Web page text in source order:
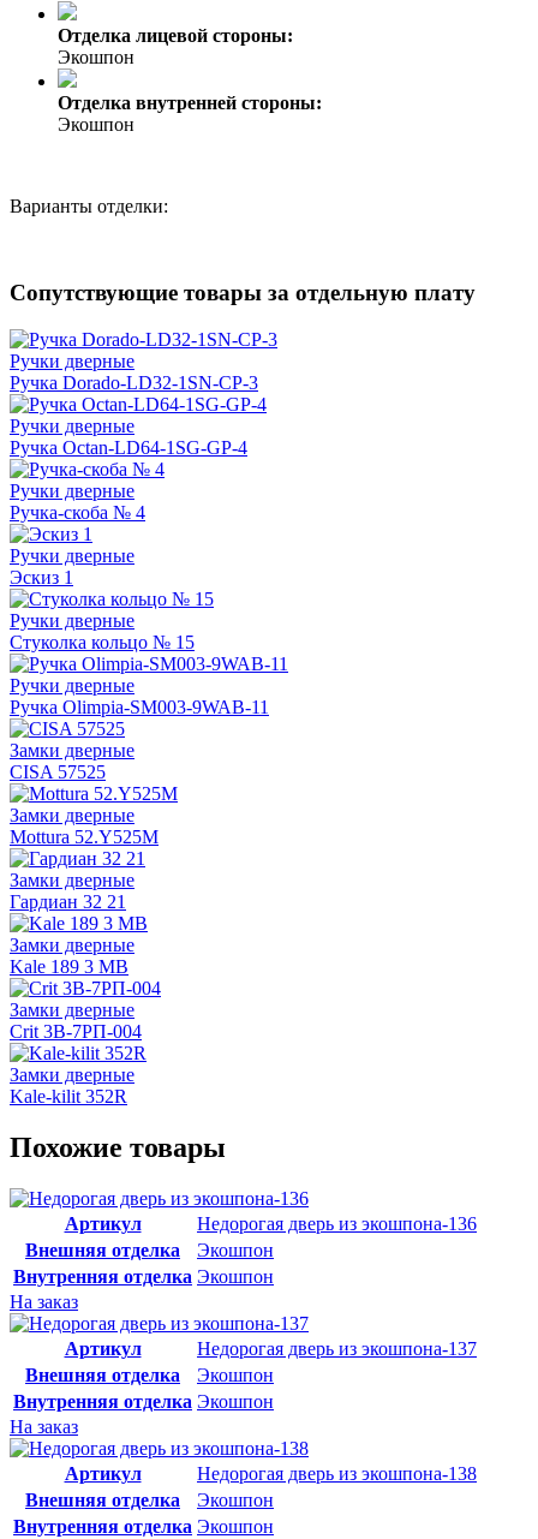
Отделка лицевой стороны:
Экошпон
Отделка внутренней стороны:
Экошпон
Варианты отделки:
Сопутствующие товары за отдельную плату
Ручки дверные
Ручка Dorado-LD32-1SN-CP-3
Ручки дверные
Ручка Octan-LD64-1SG-GP-4
Ручки дверные
Ручка-скоба № 4
Ручки дверные
Эскиз 1
Ручки дверные
Стуколка кольцо № 15
Ручки дверные
Ручка Olimpia-SM003-9WAB-11
Замки дверные
CISA 57525
Замки дверные
Mottura 52.Y525М
Замки дверные
Гардиан 32 21
Замки дверные
Kale 189 3 MB
Замки дверные
Crit 3В-7РП-004
Замки дверные
Kale-kilit 352R
Похожие товары
Артикул
Недорогая дверь из экошпона-136
Внешняя отделка
Экошпон
Внутренняя отделка Экошпон
На заказ
Артикул
Недорогая дверь из экошпона-137
Внешняя отделка
Экошпон
Внутренняя отделка Экошпон
На заказ
Артикул
Недорогая дверь из экошпона-138
Внешняя отделка
Экошпон
Внутренняя отделка Экошпон